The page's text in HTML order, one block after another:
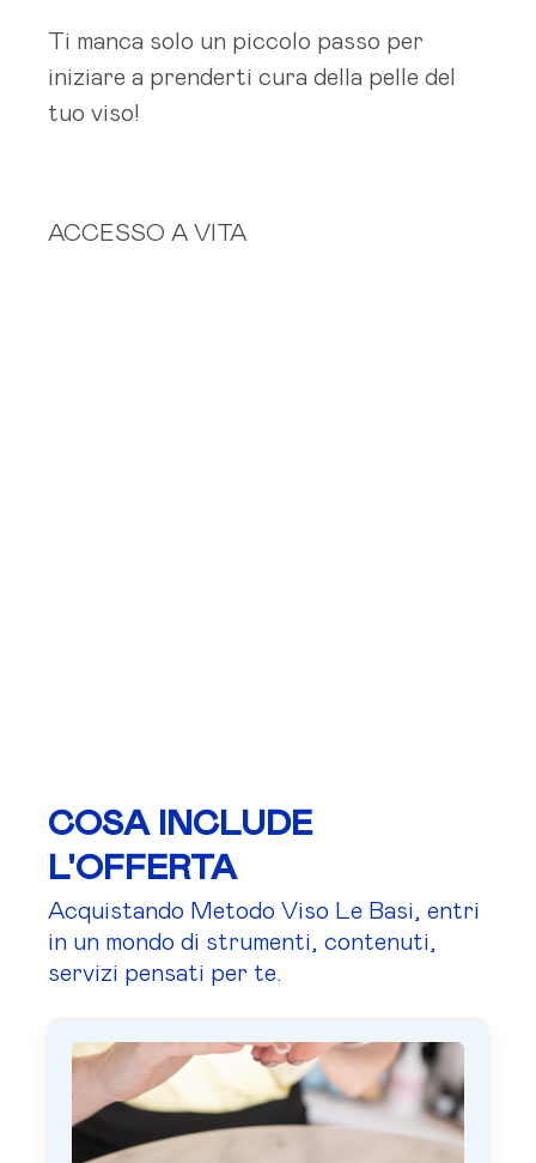
Ti manca solo un piccolo passo per
iniziare a prenderti cura della pelle del
tuo viso!
ACCESSO A VITA
COSA INCLUDE
L'OFFERTA
Acquistando Metodo Viso Le Basi, entri
in un mondo di strumenti, contenuti,
servizi pensati per te.